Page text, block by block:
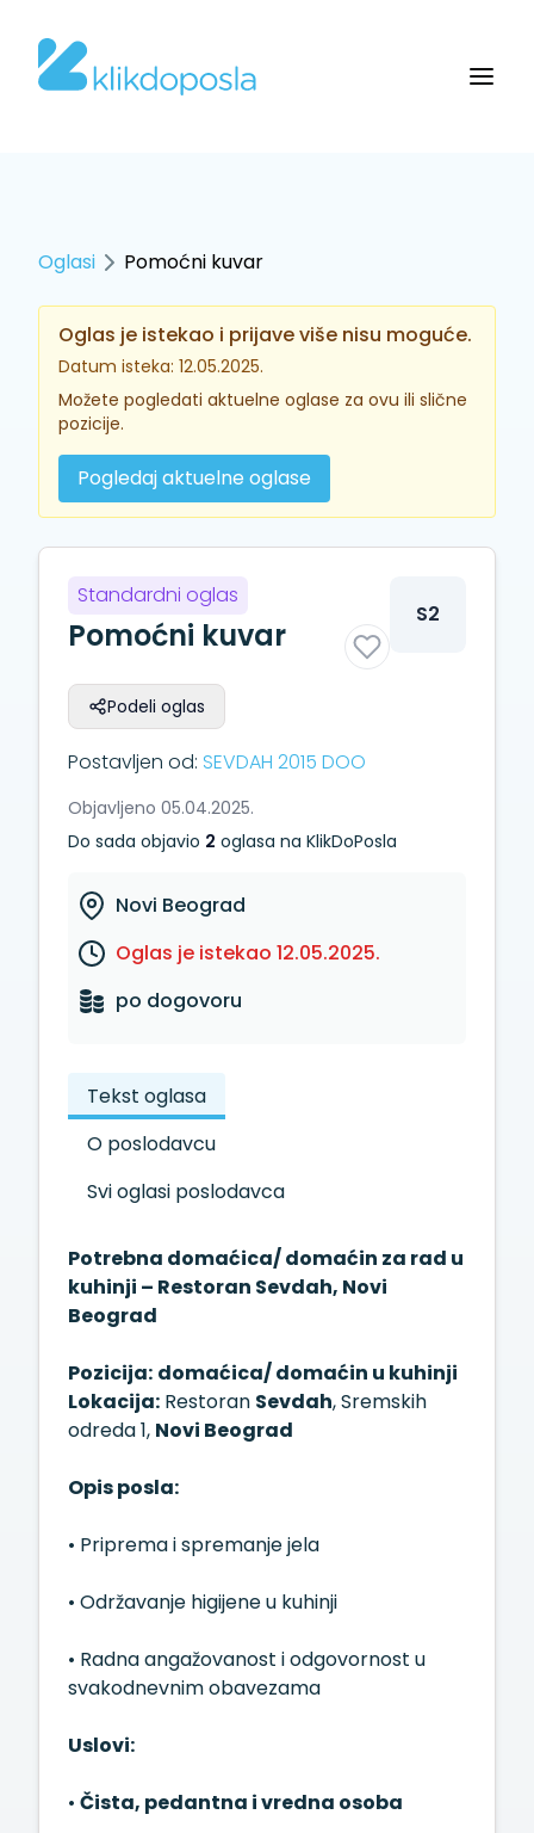
Oglasi Pomoćni kuvar
Oglas je istekao i prijave više nisu moguće.
Datum isteka: 12.05.2025.
Možete pogledati aktuelne oglase za ovu ili slične
pozicije.
Pogledaj aktuelne oglase
Standardni oglas
Pomoćni kuvar
Podeli oglas
S2
Postavljen od: SEVDAH 2015 DOO
Objavljeno 05.04.2025.
Do sada objavio 2 oglasa na KlikDoPosla
Novi Beograd
Oglas je istekao 12.05.2025.
po dogovoru
Tekst oglasa
O poslodavcu
Svi oglasi poslodavca
Potrebna domaćica/ domaćin za rad u
kuhinji – Restoran Sevdah, Novi
Beograd
Pozicija: domaćica/ domaćin u kuhinji
Lokacija: Restoran Sevdah, Sremskih
odreda 1, Novi Beograd
Opis posla:
• Priprema i spremanje jela
• Održavanje higijene u kuhinji
• Radna angažovanost i odgovornost u
svakodnevnim obavezama
Uslovi:
• Čista, pedantna i vredna osoba